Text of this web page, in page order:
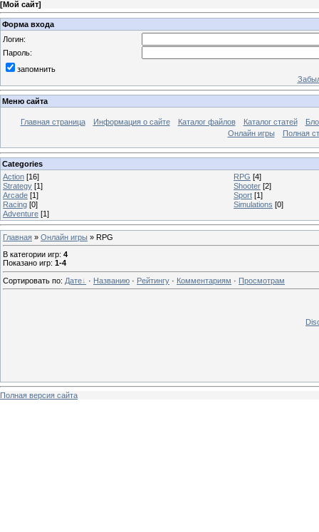
[Мой сайт]
Форма входа
Логин:
Пароль:
запомнить
Меню сайта
Главная страница Информация о сайте Каталог файлов Каталог статей
Онлайн игры
Полная
Categories
Action [16] RPG [4]
Strategy [1] Shooter [2]
Arcade [1] Sport [1]
Racing [0] Simulations [0]
Adventure [1]
Главная » Онлайн игры » RPG
В категории игр: 4
Показано игр: 1-4
Сортировать по: Дате · Названию · Рейтингу · Комментариям · Просмотрам
Полная версия сайта